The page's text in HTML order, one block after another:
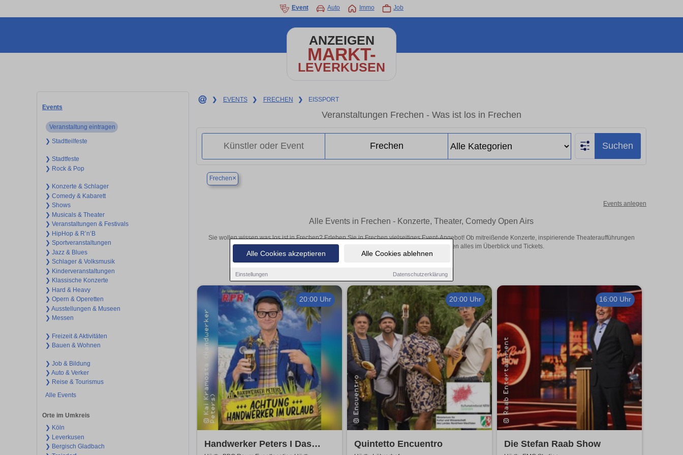
Alle Cookies akzeptieren Alle Cookies ablehnen
Einstellungen Datenschutzerklärung
Event Auto Immo Job
ANZEIGEN
MARKT-
LEVERKUSEN
Events
Veranstaltung eintragen
❯ Stadtteilfeste
❯ Stadtfeste
❯ Rock & Pop
❯ Konzerte & Schlager
❯ Comedy & Kabarett
❯ Shows
❯ Musicals & Theater
❯ Veranstaltungen & Festivals
❯ HipHop & R’n‘B
❯ Sportveranstaltungen
❯ Jazz & Blues
❯ Schlager & Volksmusik
❯ Kinderveranstaltungen
❯ Klassische Konzerte
❯ Hard & Heavy
❯ Opern & Operetten
❯ Ausstellungen & Museen
❯ Messen
❯ Freizeit & Aktivitäten
❯ Bauen & Wohnen
❯ Job & Bildung
❯ Auto & Verker
❯ Reise & Tourismus
Alle Events
Orte im Umkreis
❯ Köln
❯ Leverkusen
❯ Bergisch Gladbach
❯ EVENTS ❯ FRECHEN ❯ EISSPORT
Veranstaltungen Frechen - Was ist los in Frechen
Suchen
Frechen×
Events anlegen
Alle Events in Frechen - Konzerte, Theater, Comedy Open Airs
Sie wollen wissen was los ist in Frechen? Erleben Sie in Frechen vielseitiges Event-Angebot! Ob mitreißende Konzerte, inspirierende Theateraufführungen
oder aufregende Veranstaltungen in Frechen – hier finden alles im Überblick und Tickets.
20:00 Uhr
Handwerker Peters I Das
20:00 Uhr
Quintetto Encuentro
16:00 Uhr
Die Stefan Raab Show